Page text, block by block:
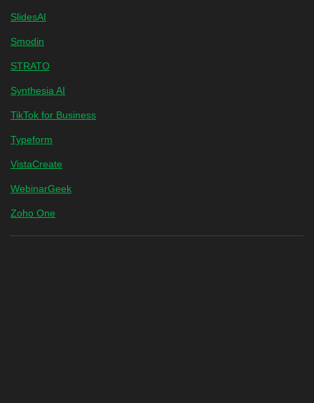
SlidesAI
Smodin
STRATO
Synthesia AI
TikTok for Business
Typeform
VistaCreate
WebinarGeek
Zoho One